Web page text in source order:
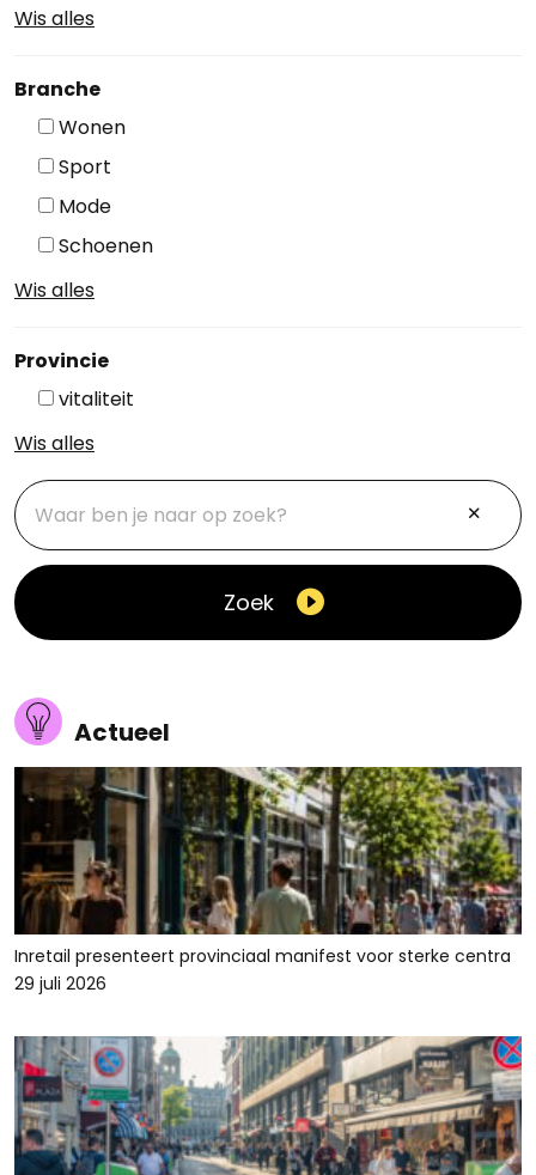
Wis alles
Branche
Wonen
Sport
Mode
Schoenen
Wis alles
Provincie
vitaliteit
Wis alles
Zoek
Actueel
Inretail presenteert provinciaal manifest voor sterke centra
29 juli 2026